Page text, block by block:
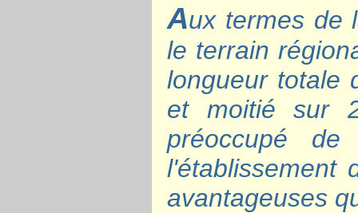
Aux termes de
le terrain
longueur totale
et moitié sur
préoccupé de
l'établissement
avantageuses